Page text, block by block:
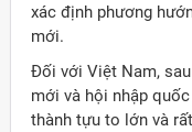
xác định phương
mới.
Đối với Việt Nam,
mới và hội nhập
thành tựu to lớn và